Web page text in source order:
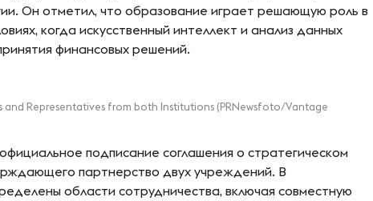
Он отметил, что образование играет решающую роль в
когда искусственный интеллект и анализ данных
финансовых решений.
and Representatives from both Institutions (PRNewsfoto/Vantage
подписание соглашения о стратегическом
партнерство двух учреждений. В
области сотрудничества, включая совместную